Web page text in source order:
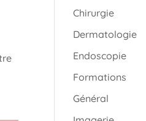
Chirurgie
Dermatologie
Endoscopie
Formations
Général